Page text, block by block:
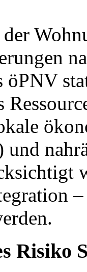
öPNV
und
Risiko